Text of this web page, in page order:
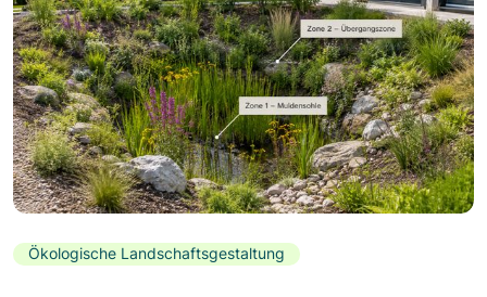
Ökologische Landschaftsgestaltung